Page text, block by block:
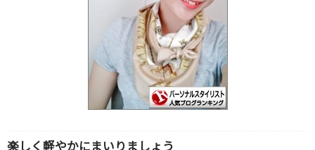
楽しく軽やかにまいりましょう